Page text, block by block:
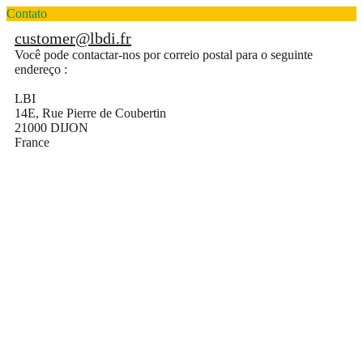
Contato
customer@lbdi.fr
Você pode contactar-nos por correio postal para o seguinte
endereço :
LBI
14E, Rue Pierre de Coubertin
21000 DIJON
France